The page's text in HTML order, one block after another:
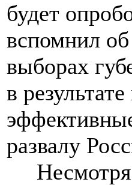
будет
вспомнил
выборах
в
развалу
Несмотря